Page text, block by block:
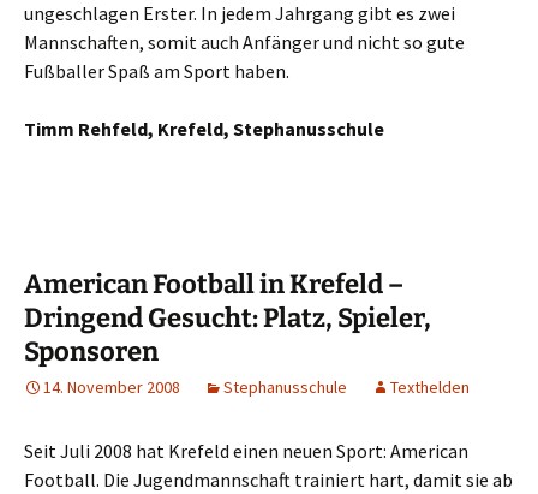
ungeschlagen Erster. In jedem Jahrgang gibt es zwei
Mannschaften, somit auch Anfänger und nicht so gute
Fußballer Spaß am Sport haben.
Timm Rehfeld, Krefeld, Stephanusschule
American Football in Krefeld –
Dringend Gesucht: Platz, Spieler,
Sponsoren
14. November 2008 Stephanusschule Texthelden
Seit Juli 2008 hat Krefeld einen neuen Sport: American
Football. Die Jugendmannschaft trainiert hart, damit sie ab